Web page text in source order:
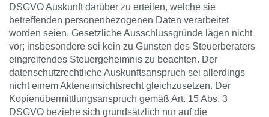
DSGVO Auskunft darüber zu erteilen, welche sie
betreffenden personenbezogenen Daten verarbeitet
worden seien. Gesetzliche Ausschlussgründe lägen nicht
vor; insbesondere sei kein zu Gunsten des Steuerberaters
eingreifendes Steuergeheimnis zu beachten. Der
datenschutzrechtliche Auskunftsanspruch sei allerdings
nicht einem Akteneinsichtsrecht gleichzusetzen. Der
Kopienübermittlungsanspruch gemäß Art. 15 Abs. 3
DSGVO beziehe sich grundsätzlich nur auf die